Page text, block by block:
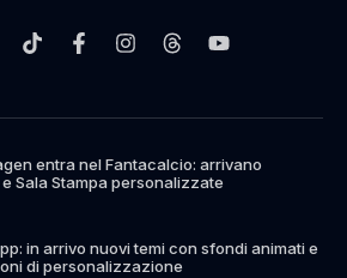
entra nel Fantacalcio: arrivano
Sala Stampa personalizzate
in arrivo nuovi temi con sfondi animati e
di personalizzazione